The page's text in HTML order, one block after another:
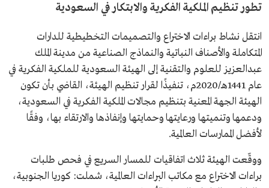
تطور تنظيم الملكية الفكرية والابتكار في السعودية
انتقل نشاط براءات الاختراع والتصميمات التخطيطية للدارات
المتكاملة والأصناف النباتية والنماذج الصناعية من مدينة الملك
عبدالعزيز للعلوم والتقنية إلى الهيئة السعودية للملكية الفكرية في
عام 1441هـ/2020م، تنفيذًا لقرار تنظيم الهيئة، القاضي بأن تكون
الهيئة الجهة المعنية بتنظيم مجالات الملكية الفكرية في السعودية،
ودعمها وتنميتها ورعايتها وحمايتها وإنفاذها والارتقاء بها، وفقًا
لأفضل الممارسات العالمية.
ووقّعت الهيئة ثلاث اتفاقيات للمسار السريع في فحص طلبات
براءات الاختراع مع مكاتب البراءات العالمية، شملت: كوريا الجنوبية،